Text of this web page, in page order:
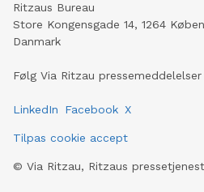
Ritzaus Bureau
Store Kongensgade 14, 1264
Danmark
Følg Via Ritzau pressemeddelelser
LinkedIn Facebook X
Tilpas cookie accept
© Via Ritzau, Ritzaus